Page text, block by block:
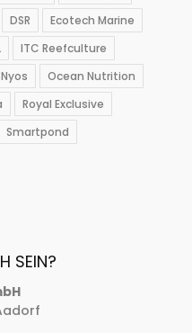
DSR
Ecotech Marine
ITC Reefculture
Nyos
Ocean Nutrition
Royal Exclusive
Smartpond
SEIN?